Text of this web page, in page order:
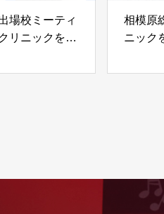
場校ミーティ
リニックを実
相模原
ニック